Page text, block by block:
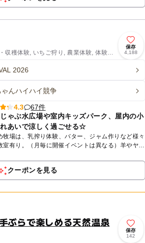
収穫体験, いちご狩り, 農業体験, 体験施
保存
4,188
2026
ゃんハイハイ競争
4.3
67件
ゃぶ水広場や室内キッズパーク、屋内の小
あいで涼しく過ごせる☆
牧場は、乳搾り体験、バター、ジャム作りなど様々
室有り。（月毎に開催イベントは異なる）羊やヤギ
春の...
クーポンを見る
ぶらで楽しめる天然温泉
保存
142